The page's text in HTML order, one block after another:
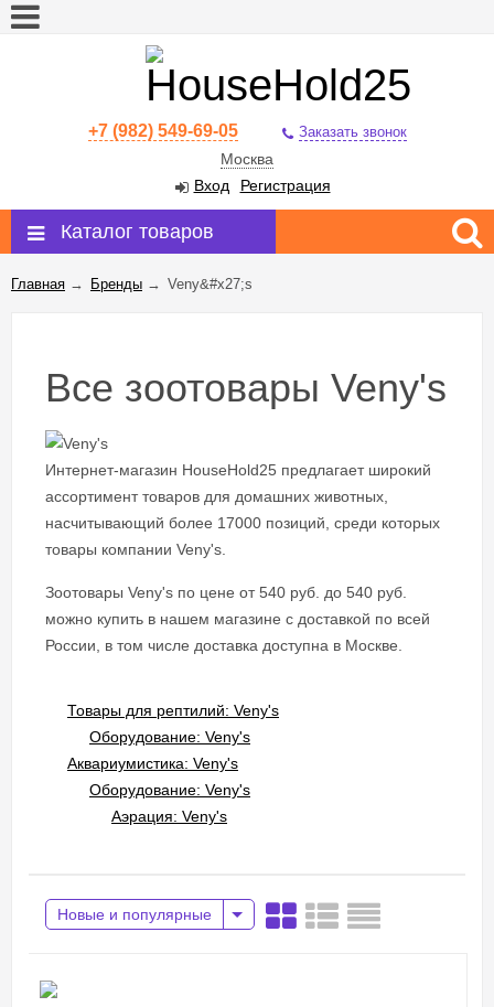
+7 (982) 549-69-05 Заказать звонок
Москва
Вход
Регистрация
Каталог товаров
Главная → Бренды → Veny&#x27;s
Все зоотовары Veny's
Интернет-магазин HouseHold25 предлагает широкий
ассортимент товаров для домашних животных,
насчитывающий более 17000 позиций, среди которых
товары компании Veny's.
Зоотовары Veny's по цене от 540 руб. до 540 руб.
можно купить в нашем магазине с доставкой по всей
России, в том числе доставка доступна в Москве.
Товары для рептилий: Veny's
Оборудование: Veny's
Аквариумистика: Veny's
Оборудование: Veny's
Аэрация: Veny's
Новые и популярные